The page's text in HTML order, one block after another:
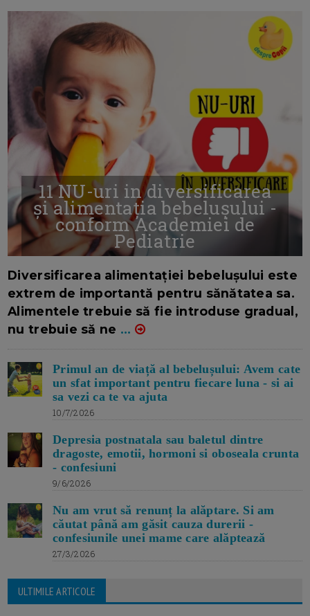
11 NU-uri in diversificarea
și alimentația bebelușului -
conform Academiei de
Pediatrie
Diversificarea alimentației bebelușului este
extrem de importantă pentru sănătatea sa.
Alimentele trebuie să fie introduse gradual,
nu trebuie să ne ...
Primul an de viață al bebelușului: Avem cate
un sfat important pentru fiecare luna - si ai
sa vezi ca te va ajuta
10/7/2026
Depresia postnatala sau baletul dintre
dragoste, emotii, hormoni si oboseala crunta
- confesiuni
9/6/2026
Nu am vrut să renunț la alăptare. Si am
căutat până am găsit cauza durerii -
confesiunile unei mame care alăptează
27/3/2026
ULTIMILE ARTICOLE